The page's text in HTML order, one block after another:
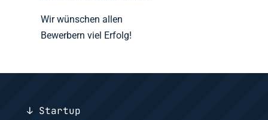
Wir wünschen allen
Bewerbern viel Erfolg!
↓ Startup